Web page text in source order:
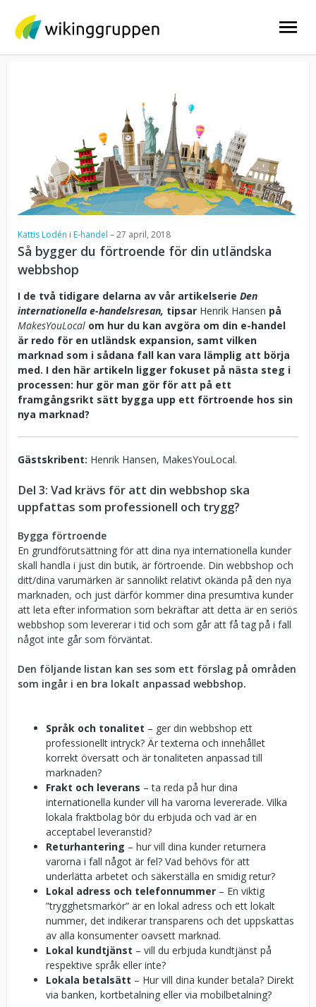
content
Kattis Lodén i E-handel –27 april, 2018
Så bygger du förtroende för din utländska
webbshop
I de två tidigare delarna av vår artikelserie Den
internationella e-handelsresan, tipsar Henrik Hansen på
MakesYouLocal om hur du kan avgöra om din e-handel
är redo för en utländsk expansion, samt vilken
marknad som i sådana fall kan vara lämplig att börja
med. I den här artikeln ligger fokuset på nästa steg i
processen: hur gör man gör för att på ett
framgångsrikt sätt bygga upp ett förtroende hos sin
nya marknad?
Gästskribent: Henrik Hansen, MakesYouLocal.
Del 3: Vad krävs för att din webbshop ska
uppfattas som professionell och trygg?
Bygga förtroende
En grundförutsättning för att dina nya internationella kunder
skall handla i just din butik, är förtroende. Din webbshop och
ditt/dina varumärken är sannolikt relativt okända på den nya
marknaden, och just därför kommer dina presumtiva kunder
att leta efter information som bekräftar att detta är en seriös
webbshop som levererar i tid och som går att få tag på i fall
något inte går som förväntat.
Den följande listan kan ses som ett förslag på områden
som ingår i en bra lokalt anpassad webbshop.
Språk och tonalitet – ger din webbshop ett
professionellt intryck? Är texterna och innehållet
korrekt översatt och är tonaliteten anpassad till
marknaden?
Frakt och leverans – ta reda på hur dina
internationella kunder vill ha varorna levererade. Vilka
lokala fraktbolag bör du erbjuda och vad är en
acceptabel leveranstid?
Returhantering – hur vill dina kunder returnera
varorna i fall något är fel? Vad behövs för att
underlätta arbetet och säkerställa en smidig retur?
Lokal adress och telefonnummer – En viktig
”trygghetsmarkör” är en lokal adress och ett lokalt
nummer, det indikerar transparens och det uppskattas
av alla konsumenter oavsett marknad.
Lokal kundtjänst – vill du erbjuda kundtjänst på
respektive språk eller inte?
Lokala betalsätt – Hur vill dina kunder betala? Direkt
via banken, kortbetalning eller via mobilbetalning?